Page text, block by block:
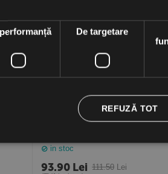
in stoc
111.50 Lei
93.90 Lei
De targetare
REFUZĂ TOT